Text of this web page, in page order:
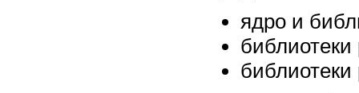
ядро и